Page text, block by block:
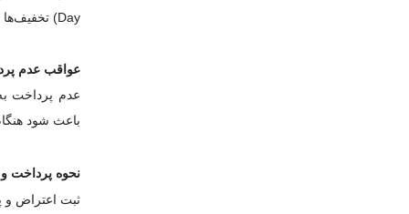
Day) تخفیف‌ها می‌تواند تا ۵۰٪ نیز افزایش یابد.
عواقب عدم
عدم پرداخت
باعث شود
نحوه پرداخت
ثبت اعتراض و